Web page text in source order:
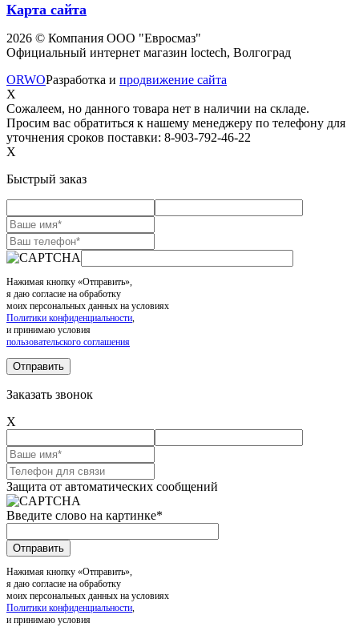
Карта сайта
2026 © Компания ООО "Евросмаз"
Официальный интернет магазин loctech, Волгоград
ORWOРазработка и продвижение сайта
X
Сожалеем, но данного товара нет в наличии на складе.
Просим вас обратиться к нашему менеджеру по телефону для
уточнения сроков поставки: 8-903-792-46-22
X
Быстрый заказ
Нажимая кнопку «Отправить»,
я даю согласие на обработку
моих персональных данных на условиях
Политики конфиденциальности
и принимаю условия
пользовательского соглашения
Заказать звонок
X
Защита от автоматических сообщений
Введите слово на картинке*
Нажимая кнопку «Отправить»,
я даю согласие на обработку
моих персональных данных на условиях
Политики конфиденциальности,
и принимаю условия